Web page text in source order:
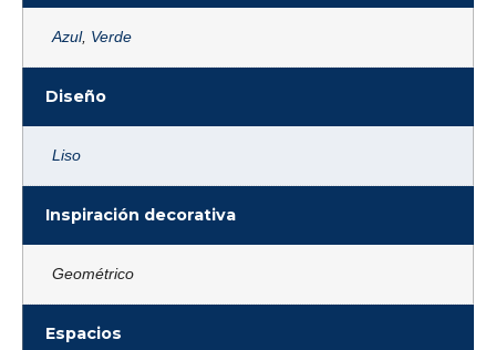
Azul, Verde
Diseño
Liso
Inspiración decorativa
Geométrico
Espacios